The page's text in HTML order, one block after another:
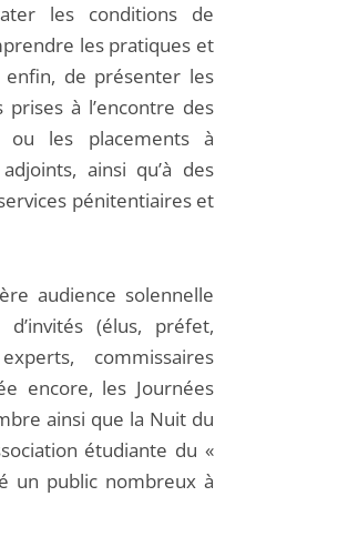
les conditions de
les pratiques et
enfin, de présenter les
à l’encontre des
ou les placements à
ainsi qu’à des
pénitentiaires et
audience solennelle
(élus, préfet,
commissaires
encore, les Journées
ainsi que la Nuit du
étudiante du «
un public nombreux à